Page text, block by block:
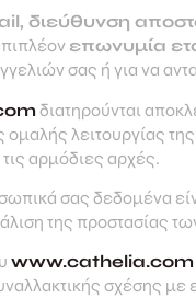
διεύθυνση
επωνυμία
σας ή για να
διατηρούνται
λειτουργίας
αρμόδιες αρχές.
σας δεδομένα
της προστασίας
www.cathelia.com
σχέσης με